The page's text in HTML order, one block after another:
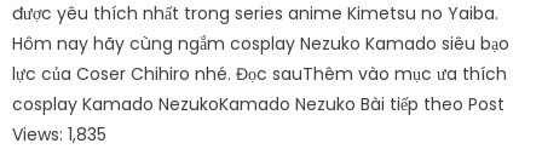
được yêu thích nhất trong series anime Kimetsu no Yaiba.
Hôm nay hãy cùng ngắm cosplay Nezuko Kamado siêu bạo
lực của Coser Chihiro nhé. Đọc sauThêm vào mục ưa thích
cosplay Kamado NezukoKamado Nezuko Bài tiếp theo Post
Views: 1,835